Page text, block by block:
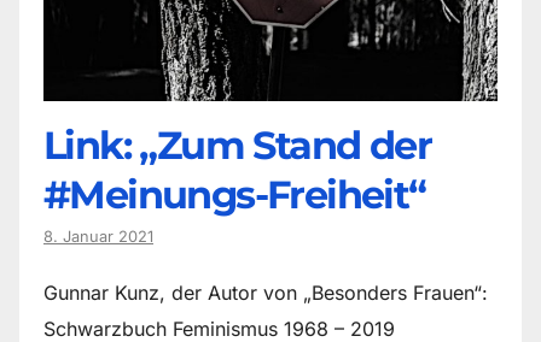
Link: „Zum Stand der
#Meinungs-Freiheit“
8. Januar 2021
Gunnar Kunz, der Autor von „Besonders Frauen“:
Schwarzbuch Feminismus 1968 – 2019